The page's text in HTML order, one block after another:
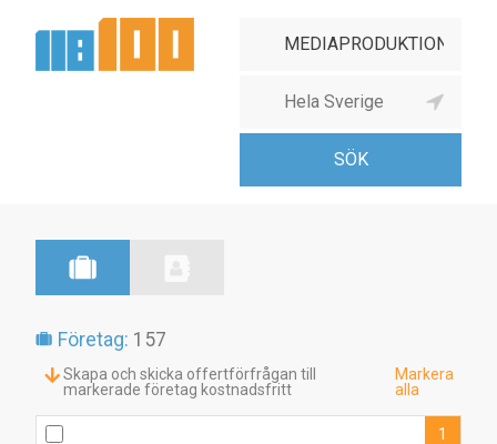
Företag: 157
Skapa och skicka offertförfrågan till
markerade företag kostnadsfritt
Markera
alla
1